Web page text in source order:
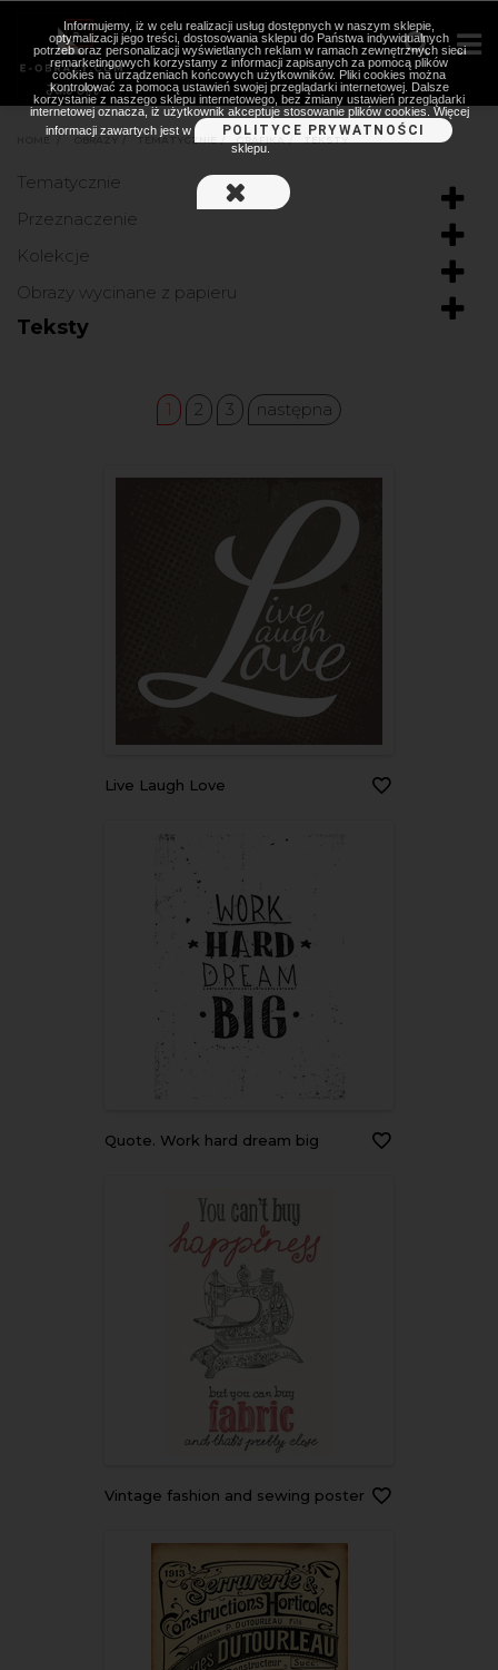
OBRAZY TEMATYCZNIE
Tematycznie
Przeznaczenie
Kolekcje
Obrazy wycinane z papieru
Teksty
1 2 3 następna
Live Laugh Love
Quote. Work hard dream big
Vintage fashion and sewing poster
Informujemy, iż w celu realizacji usług dostępnych w naszym sklepie,
optymalizacji jego treści, dostosowania sklepu do Państwa indywidualnych
potrzeb oraz personalizacji wyświetlanych reklam w ramach zewnętrznych sieci
remarketingowych korzystamy z informacji zapisanych za pomocą plików
cookies na urządzeniach końcowych użytkowników. Pliki cookies można
kontrolować za pomocą ustawień swojej przeglądarki internetowej. Dalsze
korzystanie z naszego sklepu internetowego, bez zmiany ustawień przeglądarki
internetowej oznacza, iż użytkownik akceptuje stosowanie plików cookies. Więcej
informacji zawartych jest w
POLITYCE PRYWATNOŚCI
sklepu.